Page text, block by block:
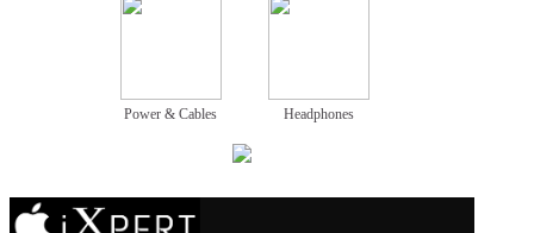
Power & Cables Headphones